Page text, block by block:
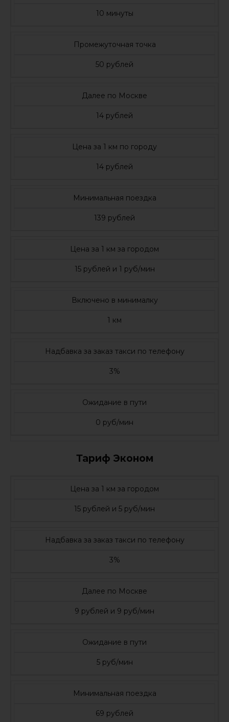
10 минуты
Промежуточная точка
50 рублей
Далее по Москве
14 рублей
Цена за 1 км по городу
14 рублей
Минимальная поездка
139 рублей
Цена за 1 км за городом
15 рублей и 1 руб/мин
Включено в минималку
1 км
Надбавка за заказ такси по телефону
3%
Ожидание в пути
0 руб/мин
Тариф Эконом
Цена за 1 км за городом
15 рублей и 5 руб/мин
Надбавка за заказ такси по телефону
3%
Далее по Москве
9 рублей и 9 руб/мин
Ожидание в пути
5 руб/мин
Минимальная поездка
69 рублей